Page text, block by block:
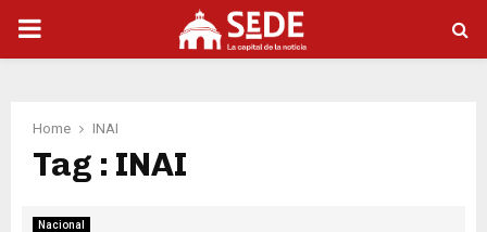
PRIMARY
Home INAI
Tag : INAI
Nacional